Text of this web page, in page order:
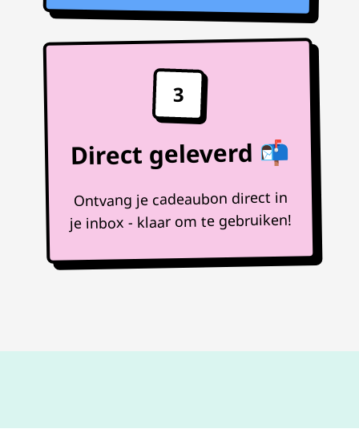
3
Direct geleverd 📬
Ontvang je cadeaubon direct in
je inbox - klaar om te gebruiken!